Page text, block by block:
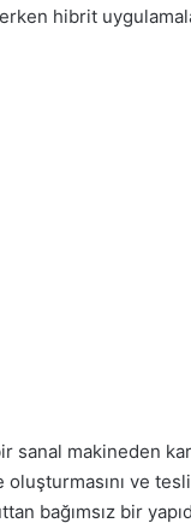
hibrit
sanal makineden
ve
bağımsız bir